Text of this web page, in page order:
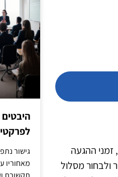
זמני ההגעה
ולבחור מסלול
גישור
מאחוריו